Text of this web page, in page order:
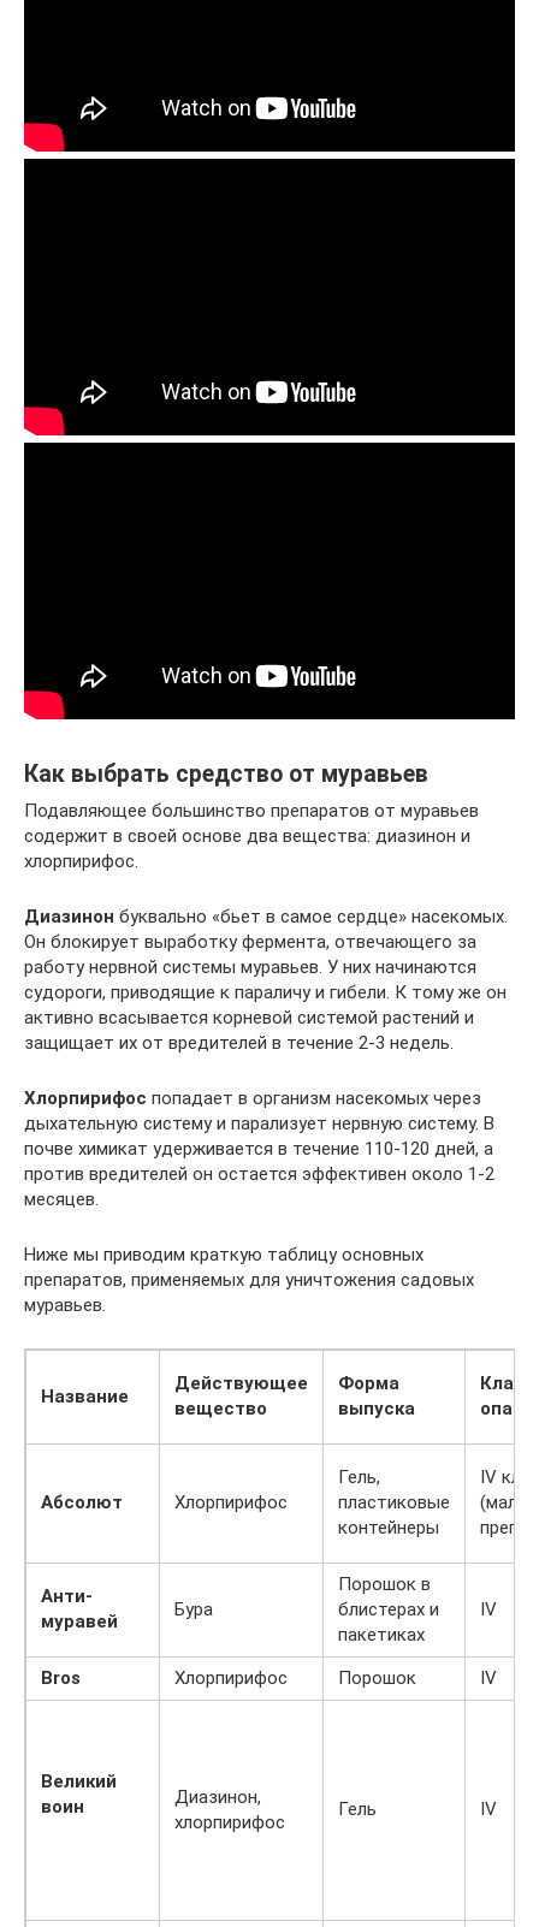
Как выбрать средство от муравьев
Подавляющее большинство препаратов от муравьев
содержит в своей основе два вещества: диазинон и
хлорпирифос.
Диазинон буквально «бьет в самое сердце» насекомых.
Он блокирует выработку фермента, отвечающего за
работу нервной системы муравьев. У них начинаются
судороги, приводящие к параличу и гибели. К тому же он
активно всасывается корневой системой растений и
защищает их от вредителей в течение 2-3 недель.
Хлорпирифос попадает в организм насекомых через
дыхательную систему и парализует нервную систему. В
почве химикат удерживается в течение 110-120 дней, а
против вредителей он остается эффективен около 1-2
месяцев.
Ниже мы приводим краткую таблицу основных
препаратов, применяемых для уничтожения садовых
муравьев.
Название
Действующее
вещество
Форма
выпуска
Класс
Абсолют Хлорпирифос
Гель,
пластиковые
контейнеры
IV
Анти-
муравей
Бура
Порошок в
блистерах и
пакетиках
IV
Bros Хлорпирифос Порошок IV
Великий
воин
Диазинон,
хлорпирифос
Гель IV